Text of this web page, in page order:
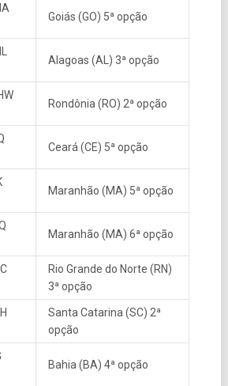
Goiás (GO) 5ª opção
Alagoas (AL) 3ª opção
Rondônia (RO) 2ª opção
Ceará (CE) 5ª opção
Maranhão (MA) 5ª opção
Maranhão (MA) 6ª opção
Rio Grande do Norte (RN)
3ª opção
Santa Catarina (SC) 2ª
opção
Bahia (BA) 4ª opção